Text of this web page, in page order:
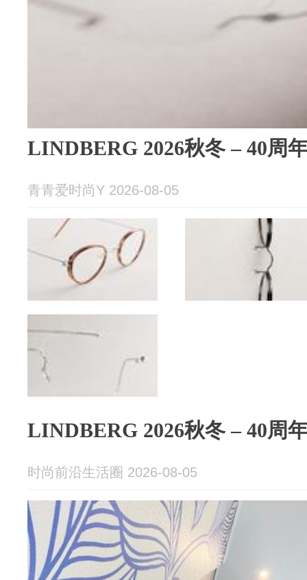
LINDBERG 2026秋冬 – 40周
青青爱时尚Y 2026-08-05
LINDBERG 2026秋冬 – 40周
时尚前沿生活圈 2026-08-05